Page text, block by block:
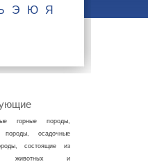
Э Ю Я
горные породы,
породы, осадочные
состоящие из
животных и